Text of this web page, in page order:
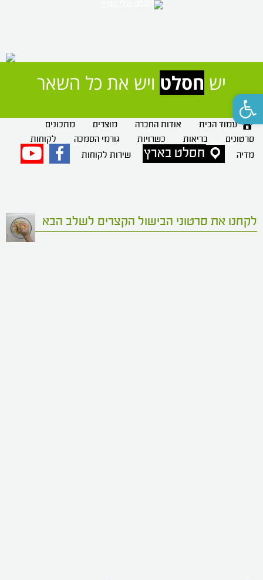
יש חסלט ויש את כל השאר
עמוד הבית אודות החברה מוצרים
מתכונים
סרטונים
בריאות כשרויות גורמי הסמכה
לקוחות
מדיה
חסלט בארץ שירות לקוחות פייסבוק
לקחנו את סרטוני הבישול הקצרים לשלב הבא
פתח סרגל נגישות